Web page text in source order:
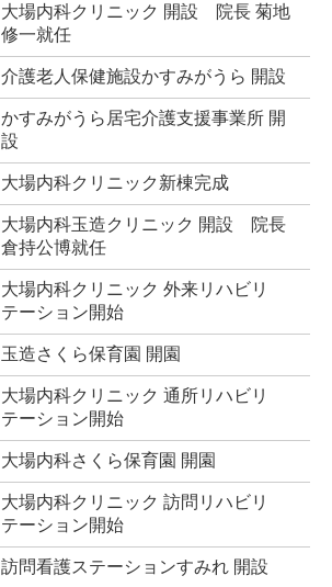
大場内科クリニック 開設 院長 菊地
修一就任
介護老人保健施設かすみがうら 開設
かすみがうら居宅介護支援事業所 開
設
大場内科クリニック新棟完成
大場内科玉造クリニック 開設 院長
倉持公博就任
大場内科クリニック 外来リハビリ
テーション開始
玉造さくら保育園 開園
大場内科クリニック 通所リハビリ
テーション開始
大場内科さくら保育園 開園
大場内科クリニック 訪問リハビリ
テーション開始
訪問看護ステーションすみれ 開設